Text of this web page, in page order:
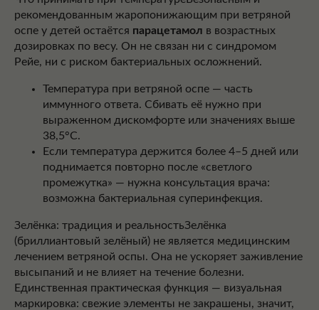
рекомендованным жаропонижающим при ветряной
оспе у детей остаётся парацетамол в возрастных
дозировках по весу. Он не связан ни с синдромом
Рейе, ни с риском бактериальных осложнений.
Температура при ветряной оспе — часть
иммунного ответа. Сбивать её нужно при
выраженном дискомфорте или значениях выше
38,5°C.
Если температура держится более 4–5 дней или
поднимается повторно после «светлого
промежутка» — нужна консультация врача:
возможна бактериальная суперинфекция.
Зелёнка: традиция и реальностьЗелёнка
(бриллиантовый зелёный) не является медицинским
лечением ветряной оспы. Она не ускоряет заживление
высыпаний и не влияет на течение болезни.
Единственная практическая функция — визуальная
маркировка: свежие элементы не закрашены, значит,